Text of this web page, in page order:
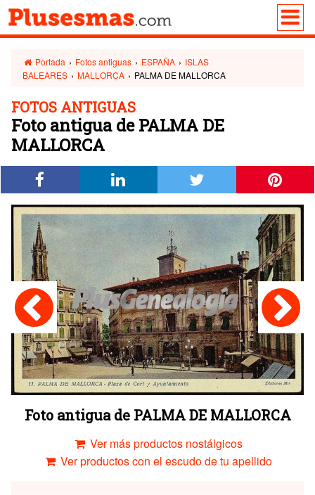
Portada › Fotos antiguas › ESPAÑA › ISLAS
BALEARES › MALLORCA › PALMA DE MALLORCA
FOTOS ANTIGUAS
Foto antigua de PALMA DE
MALLORCA
Foto antigua de PALMA DE MALLORCA
Ver más productos nostálgicos
Ver productos con el escudo de tu apellido